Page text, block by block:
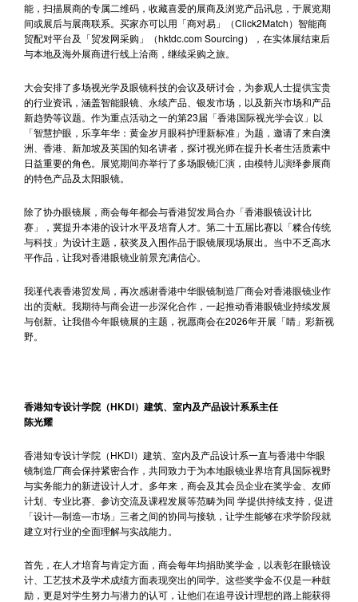
能，扫描展商的专属二维码，收藏喜爱的展商及浏览产品讯息，于展览期
间或展后与展商联系。买家亦可以用「商对易」（Click2Match）智能商
贸配对平台及「贸发网采购」（hktdc.com Sourcing），在实体展结束后
与本地及海外展商进行线上洽商，继续采购之旅。
大会安排了多场视光学及眼镜科技的会议及研讨会，为参观人士提供宝贵
的行业资讯，涵盖智能眼镜、永续产品、银发市场，以及新兴市场和产品
新趋势等议题。作为重点活动之一的第23届「香港国际视光学会议」以
「智慧护眼，乐享年华：黄金岁月眼科护理新标准」为题，邀请了来自澳
洲、香港、新加坡及英国的知名讲者，探讨视光师在提升长者生活质素中
日益重要的角色。展览期间亦举行了多场眼镜汇演，由模特儿演绎参展商
的特色产品及太阳眼镜。
除了协办眼镜展，商会每年都会与香港贸发局合办「香港眼镜设计比
赛」，冀提升本港的设计水平及培育人才。第二十五届比赛以「糅合传统
与科技」为设计主题，获奖及入围作品于眼镜展现场展出。当中不乏高水
平作品，让我对香港眼镜业前景充满信心。
我谨代表香港贸发局，再次感谢香港中华眼镜制造厂商会对香港眼镜业作
出的贡献。我期待与商会进一步深化合作，一起推动香港眼镜业持续发展
与创新。让我借今年眼镜展的主题，祝愿商会在2026年开展「睛」彩新视
野。
香港知专设计学院（HKDI）建筑、室内及产品设计系系主任
陈光耀
香港知专设计学院（HKDI）建筑、室内及产品设计系一直与香港中华眼
镜制造厂商会保持紧密合作，共同致力于为本地眼镜业界培育具国际视野
与实务能力的新进设计人才。多年来，商会及其会员企业在奖学金、友师
计划、专业比赛、参访交流及课程发展等范畴为同 学提供持续支持，促进
「设计—制造—市场」三者之间的协同与接轨，让学生能够在求学阶段就
建立对行业的全面理解与实战能力。
首先，在人才培育与肯定方面，商会每年均捐助奖学金，以表彰在眼镜设
计、工艺技术及学术成绩方面表现突出的同学。这些奖学金不仅是一种鼓
励，更是对学生努力与潜力的认可，让他们在追寻设计理想的路上能获得